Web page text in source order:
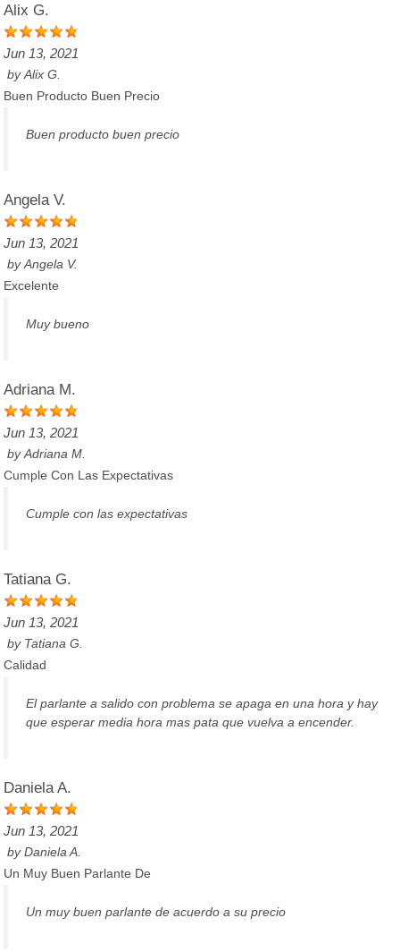
Alix G.
Jun 13, 2021
byAlix G.
Buen Producto Buen Precio
Buen producto buen precio
Angela V.
Jun 13, 2021
byAngela V.
Excelente
Muy bueno
Adriana M.
Jun 13, 2021
byAdriana M.
Cumple Con Las Expectativas
Cumple con las expectativas
Tatiana G.
Jun 13, 2021
by Tatiana G.
Calidad
El parlante a salido con problema se apaga en una hora y hay
que esperar media hora mas pata que vuelva a encender.
Daniela A.
Jun 13, 2021
byDaniela A.
Un Muy Buen Parlante De
Un muy buen parlante de acuerdo a su precio